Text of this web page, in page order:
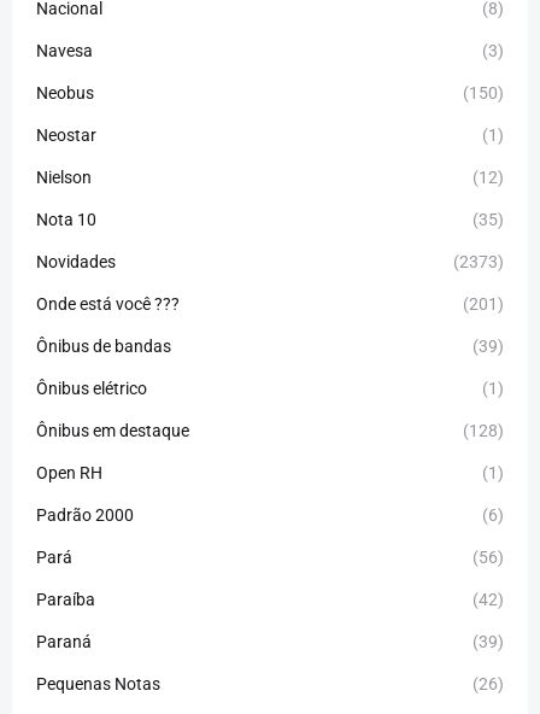
Nacional (8)
Navesa (3)
Neobus (150)
Neostar (1)
Nielson (12)
Nota 10 (35)
Novidades (2373)
Onde está você ??? (201)
Ônibus de bandas (39)
Ônibus elétrico (1)
Ônibus em destaque (128)
Open RH (1)
Padrão 2000 (6)
Pará (56)
Paraíba (42)
Paraná (39)
Pequenas Notas (26)